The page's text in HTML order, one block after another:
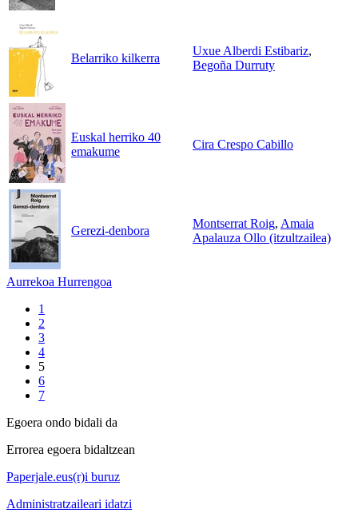
Belarriko kilkerra
Uxue Alberdi Estibariz,
Begoña Durruty
Euskal herriko 40
emakume
Cira Crespo Cabillo
Gerezi-denbora
Montserrat Roig, Amaia
Apalauza Ollo (itzultzailea)
Aurrekoa Hurrengoa
1
2
3
4
5
6
7
Egoera ondo bidali da
Errorea egoera bidaltzean
Paperjale.eus(r)i buruz
Administratzaileari idatzi